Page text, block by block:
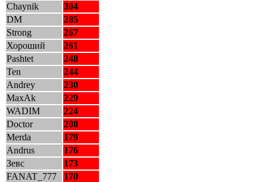
Chaynik
304
DM
285
Strong
267
Хороший
261
Pashtet
248
Ten
244
Andrey
230
MaxAk
229
WADIM
224
Doctor
208
Merda
179
Andrus
176
Зевс
173
FANAT_777
170